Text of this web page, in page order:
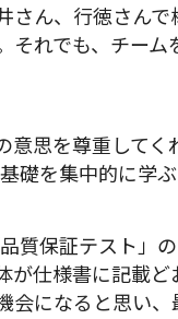
さん、行徳さん
それでも、チー
意思を尊重して
礎を集中的に学ぶ
質保証テスト」
が仕様書に記載
になると思い